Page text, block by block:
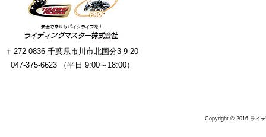
〒272-0836 千葉県市川市北国分3-9-20
047-375-6623 （平日 9:00～18:00）
Copyright © 2016 ライ